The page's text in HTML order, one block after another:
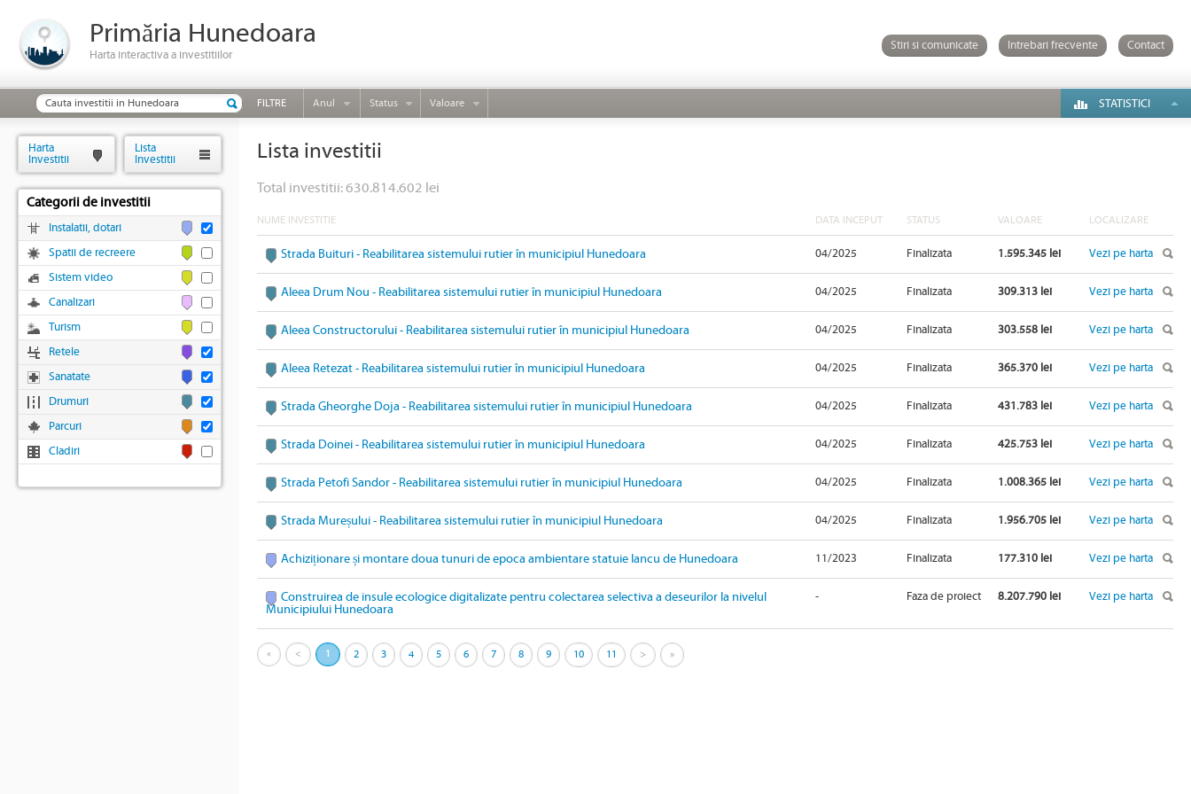
Primăria Hunedoara
Harta interactiva a investitiilor
Stiri si comunicate Intrebari frecvente Contact
FILTRE Anul Status Valoare STATISTICI
Lista investitii
Total investitii: 630.814.602 lei
NUME INVESTITIE DATA INCEPUT STATUS VALOARE LOCALIZARE
Strada Buituri - Reabilitarea sistemului rutier în municipiul Hunedoara 04/2025 Finalizata 1.595.345 lei Vezi pe harta
Aleea Drum Nou - Reabilitarea sistemului rutier în municipiul Hunedoara 04/2025 Finalizata 309.313 lei Vezi pe harta
Aleea Constructorului - Reabilitarea sistemului rutier în municipiul Hunedoara 04/2025 Finalizata 303.558 lei Vezi pe harta
Aleea Retezat - Reabilitarea sistemului rutier în municipiul Hunedoara 04/2025 Finalizata 365.370 lei Vezi pe harta
Strada Gheorghe Doja - Reabilitarea sistemului rutier în municipiul Hunedoara 04/2025 Finalizata 431.783 lei Vezi pe harta
Strada Doinei - Reabilitarea sistemului rutier în municipiul Hunedoara 04/2025 Finalizata 425.753 lei Vezi pe harta
Strada Petofi Sandor - Reabilitarea sistemului rutier în municipiul Hunedoara 04/2025 Finalizata 1.008.365 lei Vezi pe harta
Strada Mureșului - Reabilitarea sistemului rutier în municipiul Hunedoara 04/2025 Finalizata 1.956.705 lei Vezi pe harta
Achiziționare și montare doua tunuri de epoca ambientare statuie Iancu de Hunedoara 11/2023 Finalizata 177.310 lei Vezi pe harta
Construirea de insule ecologice digitalizate pentru colectarea selectiva a deseurilor la nivelul
Municipiului Hunedoara
- Faza de proiect 8.207.790 lei Vezi pe harta
« < 1 2 3 4 5 6 7 8 9 10 11 > »
Harta
Investitii
Lista
Investitii
Categorii de investitii
Instalatii, dotari
Spatii de recreere
Sistem video
Canalizari
Turism
Retele
Sanatate
Drumuri
Parcuri
Cladiri